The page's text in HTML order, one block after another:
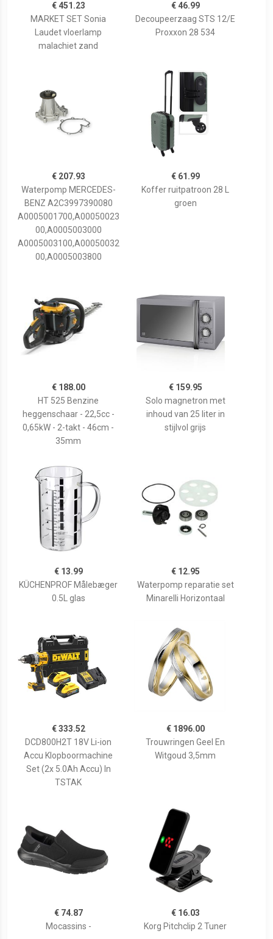
€ 451.23
MARKET SET Sonia
Laudet vloerlamp
malachiet zand
€ 46.99
Decoupeerzaag STS 12/E
Proxxon 28 534
€ 207.93
Waterpomp MERCEDES-
BENZ A2C3997390080
A0005001700,A00050023
00,A0005003000
A0005003100,A00050032
00,A0005003800
€ 61.99
Koffer ruitpatroon 28 L
groen
€ 188.00
HT 525 Benzine
heggenschaar - 22,5cc -
0,65kW - 2-takt - 46cm -
35mm
€ 159.95
Solo magnetron met
inhoud van 25 liter in
stijlvol grijs
€ 13.99
KÜCHENPROF Målebæger
0.5L glas
€ 12.95
Waterpomp reparatie set
Minarelli Horizontaal
€ 333.52
DCD800H2T 18V Li-ion
Accu Klopboormachine
Set (2x 5.0Ah Accu) In
TSTAK
€ 1896.00
Trouwringen Geel En
Witgoud 3,5mm
€ 74.87
Mocassins -
€ 16.03
Korg Pitchclip 2 Tuner